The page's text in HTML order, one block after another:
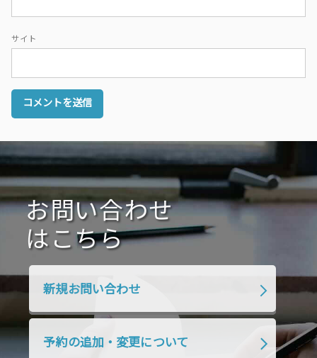
サイト
お問い合わせ
はこちら
新規お問い合わせ
予約の追加・変更について